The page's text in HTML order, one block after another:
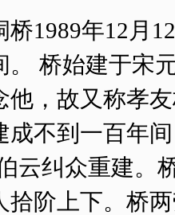
年12月12
。 桥始建于宋
他，故又称孝
成不到一百年
云纠众重建。
拾阶上下。桥